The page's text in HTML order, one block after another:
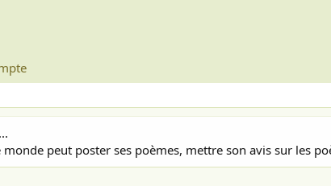
peut poster ses poèmes, mettre son avis sur les